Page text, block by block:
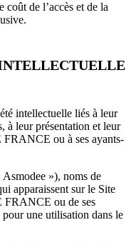
de l’accès et de la
intellectuelle liés à leur
à leur présentation et leur
ou à ses ayants-
»), noms de
apparaissent sur le Site
FRANCE ou de ses
une utilisation dans le